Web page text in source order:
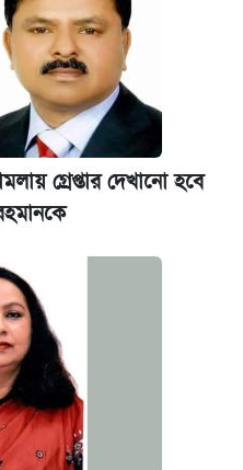
গ্রেপ্তার দেখানো হবে